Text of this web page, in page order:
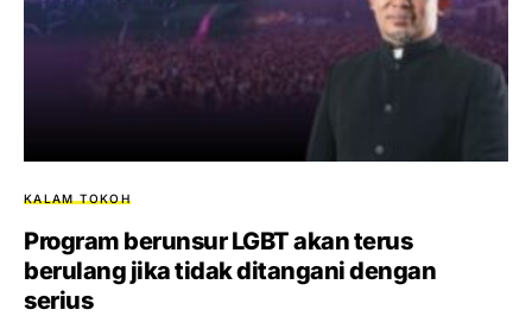
KALAM TOKOH
Program berunsur LGBT akan terus
berulang jika tidak ditangani dengan
serius